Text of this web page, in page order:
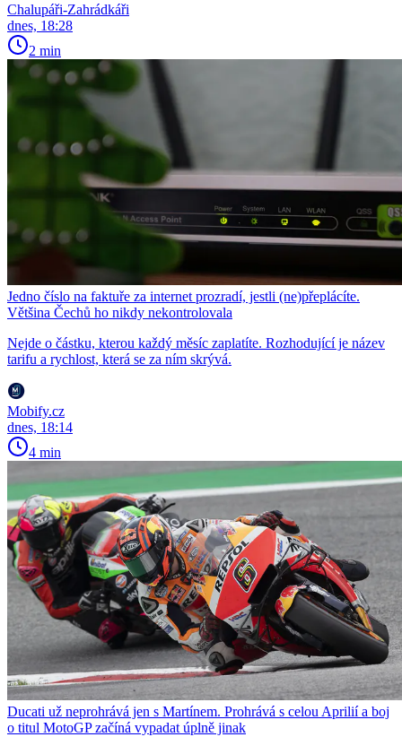
Chalupáři-Zahrádkáři
dnes, 18:28
2 min
Jedno číslo na faktuře za internet prozradí, jestli (ne)přeplácíte.
Většina Čechů ho nikdy nekontrolovala
Nejde o částku, kterou každý měsíc zaplatíte. Rozhodující je název
tarifu a rychlost, která se za ním skrývá.
Mobify.cz
dnes, 18:14
4 min
Ducati už neprohrává jen s Martínem. Prohrává s celou Aprilií a boj
o titul MotoGP začíná vypadat úplně jinak